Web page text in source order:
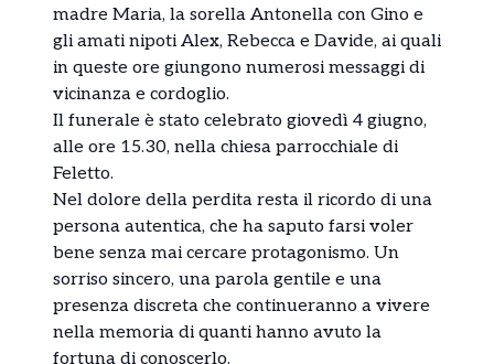
madre Maria, la sorella Antonella con Gino e
gli amati nipoti Alex, Rebecca e Davide, ai quali
in queste ore giungono numerosi messaggi di
vicinanza e cordoglio.
Il funerale è stato celebrato giovedì 4 giugno,
alle ore 15.30, nella chiesa parrocchiale di
Feletto.
Nel dolore della perdita resta il ricordo di una
persona autentica, che ha saputo farsi voler
bene senza mai cercare protagonismo. Un
sorriso sincero, una parola gentile e una
presenza discreta che continueranno a vivere
nella memoria di quanti hanno avuto la
fortuna di conoscerlo.